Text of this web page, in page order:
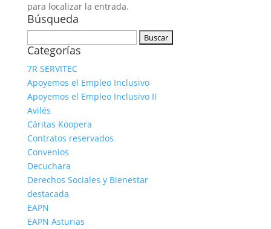
para localizar la entrada.
Búsqueda
Categorías
7R SERVITEC
Apoyemos el Empleo Inclusivo
Apoyemos el Empleo Inclusivo II
Avilés
Cáritas Koopera
Contratos reservados
Convenios
Decuchara
Derechos Sociales y Bienestar
destacada
EAPN
EAPN Asturias